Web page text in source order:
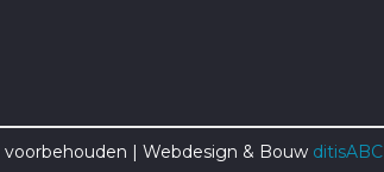
| Webdesign & Bouw ditisABC